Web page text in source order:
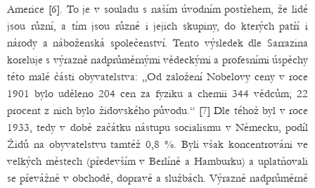
Americe [6]. To je v souladu s naším úvodním postřehem, že lidé
jsou různí, a tím jsou různé i jejich skupiny, do kterých patří i
národy a náboženská společenství. Tento výsledek dle Sarrazina
koreluje s výrazně nadprůměrnými vědeckými a profesními úspěchy
této malé části obyvatelstva: „Od založení Nobelovy ceny v roce
1901 bylo uděleno 204 cen za fyziku a chemii 344 vědcům; 22
procent z nich bylo židovského původu.“ [7] Dle téhož byl v roce
1933, tedy v době začátku nástupu socialismu v Německu, podíl
Židů na obyvatelstvu tamtéž 0,8 %. Byli však koncentrováni ve
velkých městech (především v Berlíně a Hamburku) a uplatňovali
se převážně v obchodě, dopravě a službách. Výrazně nadprůměrně